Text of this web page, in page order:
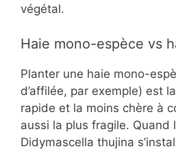
végétal.
Haie mono-espèce vs
Planter une haie mono-
d’affilée, par exemple) est
rapide et la moins chère à
aussi la plus fragile. Quand
Didymascella thujina